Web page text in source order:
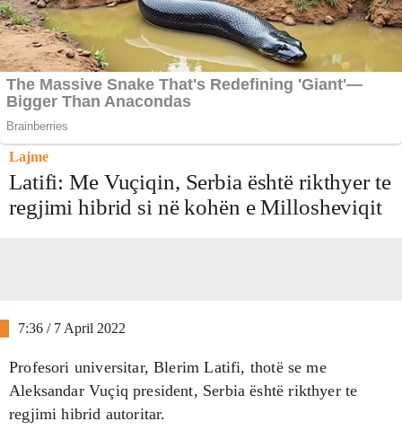
Lajme
Latifi: Me Vuçiqin, Serbia është rikthyer te
regjimi hibrid si në kohën e Millosheviqit
7:36 / 7 April 2022
Profesori universitar, Blerim Latifi, thotë se me
Aleksandar Vuçiq president, Serbia është rikthyer te
regjimi hibrid autoritar.